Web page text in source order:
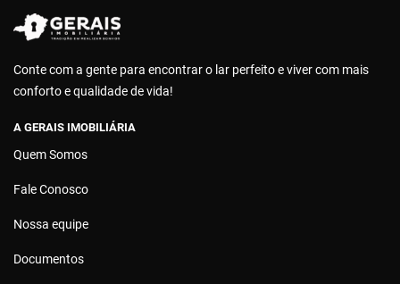
Conte com a gente para encontrar o lar perfeito e viver com mais
conforto e qualidade de vida!
A GERAIS IMOBILIÁRIA
Quem Somos
Fale Conosco
Nossa equipe
Documentos